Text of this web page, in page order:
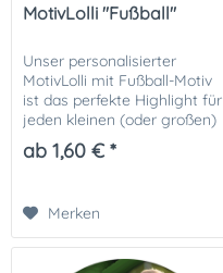
MotivLolli "Fußball"
Unser personalisierter
MotivLolli mit Fußball-Motiv
ist das perfekte Highlight für
jeden kleinen (oder großen)
Fußballfan! Ob
Kindergeburtstag,
ab 1,60 € *
Merken